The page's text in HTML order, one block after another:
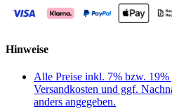
Hinweise
Alle Preise inkl. 7% bzw. 19%
Versandkosten und ggf.
anders angegeben.